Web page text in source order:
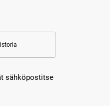
sähköpostitse